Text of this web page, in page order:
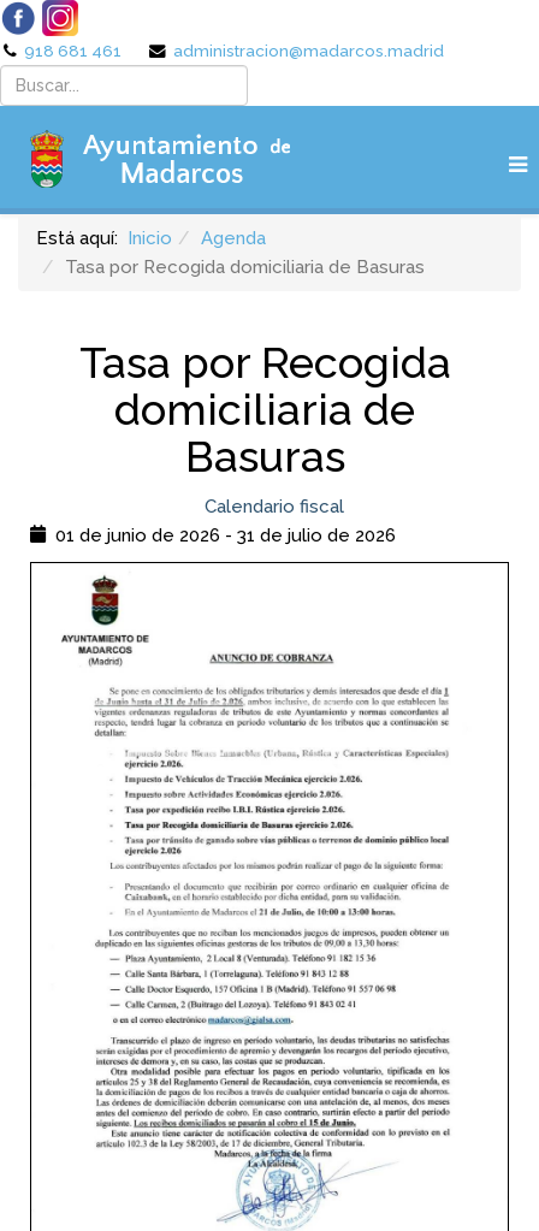
918 681 461 administracion@madarcos.madrid
Está aquí: Inicio
Agenda
Tasa por Recogida domiciliaria de Basuras
Tasa por Recogida
domiciliaria de
Basuras
Calendario fiscal
01 de junio de 2026 - 31 de julio de 2026